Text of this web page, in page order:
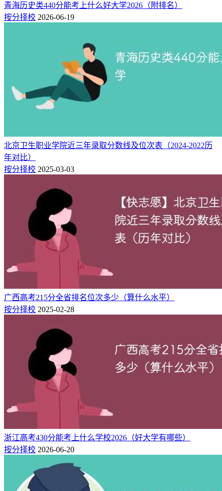
招生省份（批次） 科目 最低分 最低位次
物理类 205 320614
5
专业录取分及位次排名详见：https://www.hfplg.com/zhiyuan/
二、2026年报考分数预测与建议
基于快志愿助手整合2023-2025年招生数据，通过院校热度、
报考趋势、位次变化率等关键指标综合分析，信阳工程职业学
在外省预测
安徽：专科批物理类预计在206分左右，历史类约在207分。
报考人数、试题难度等因素有所浮动。
建议2026年考生重点参考信阳工程职业学院近三年相关专业在
本省的录取位次，同时结合省教育考试院发布的最新招生计划
及个人成绩排名，综合研判，科学决策。
青海历史类440分能考上什么好大学2026（附排名）
按分择校 2026-06-19
北京卫生职业学院近三年录取分数线及位次表（2024-2022历
年对比）
按分择校 2025-03-03
广西高考215分全省排名位次多少（算什么水平）
按分择校 2025-02-28
浙江高考430分能考上什么学校2026（好大学有哪些）
按分择校 2026-06-20